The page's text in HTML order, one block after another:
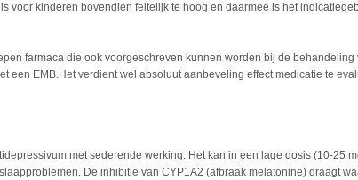
voor kinderen bovendien feitelijk te hoog en daarmee is het
farmaca die ook voorgeschreven kunnen worden bij de behandeling
een EMB.Het verdient wel absoluut aanbeveling effect medicatie te
met sederende werking. Het kan in een lage dosis (10-25
De inhibitie van CYP1A2 (afbraak melatonine) draagt